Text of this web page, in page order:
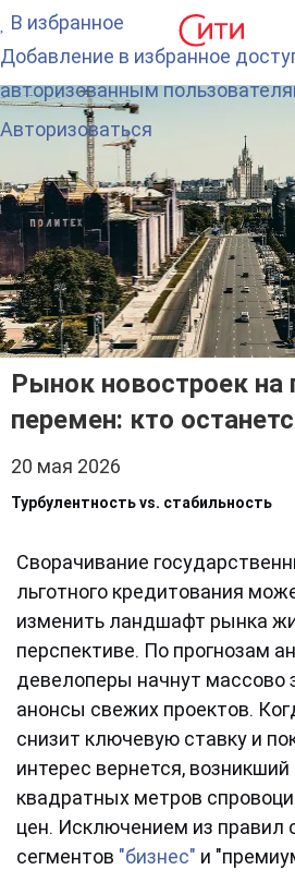
Рынок новостроек на
перемен: кто
20 мая 2026
Турбулентность vs. стабильность
Сворачивание
льготного кредитования
изменить ландшафт рынка
перспективе. По прогнозам
девелоперы начнут массово
анонсы свежих проектов.
снизит ключевую ставку и
интерес вернется,
квадратных метров
цен. Исключением из правил
сегментов "бизнес" и
В избранное
Добавление в избранное
авторизованным
Авторизоваться